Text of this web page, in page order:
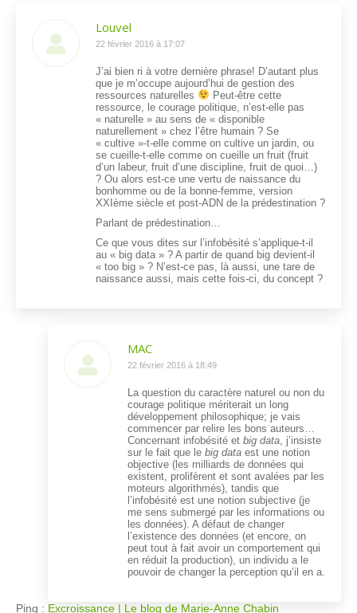
Louvel
dit
22 février 2016 à 17:07
J’ai bien ri à votre dernière phrase! D’autant plus
que je m’occupe aujourd’hui de gestion des
ressources naturelles
Peut-être cette
ressource, le courage politique, n’est-elle pas
« naturelle » au sens de « disponible
naturellement » chez l’être humain ? Se
« cultive »-t-elle comme on cultive un jardin, ou
se cueille-t-elle comme on cueille un fruit (fruit
d’un labeur, fruit d’une discipline, fruit de quoi…)
? Ou alors est-ce une vertu de naissance du
bonhomme ou de la bonne-femme, version
XXIème siècle et post-ADN de la prédestination ?
Parlant de prédestination…
Ce que vous dites sur l’infobésité s’applique-t-il
au « big data » ? A partir de quand big devient-il
« too big » ? N’est-ce pas, là aussi, une tare de
naissance aussi, mais cette fois-ci, du concept ?
MAC
dit
22 février 2016 à 18:49
La question du caractère naturel ou non du
courage politique mériterait un long
développement philosophique; je vais
commencer par relire les bons auteurs…
Concernant infobésité et big data, j’insiste
sur le fait que le big data est une notion
objective (les milliards de données qui
existent, prolifèrent et sont avalées par les
moteurs algorithmés), tandis que
l’infobésité est une notion subjective (je
me sens submergé par les informations ou
les données). A défaut de changer
l’existence des données (et encore, on
peut tout à fait avoir un comportement qui
en réduit la production), un individu a le
pouvoir de changer la perception qu’il en a.
Ping : Excroissance | Le blog de Marie-Anne Chabin